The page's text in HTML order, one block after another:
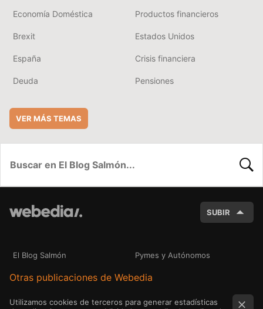
Economía Doméstica Productos financieros
Brexit Estados Unidos
España Crisis financiera
Deuda Pensiones
VER MÁS TEMAS
SUBIR
El Blog Salmón Pymes y Autónomos
Otras publicaciones de Webedia
Utilizamos cookies de terceros para generar estadísticas